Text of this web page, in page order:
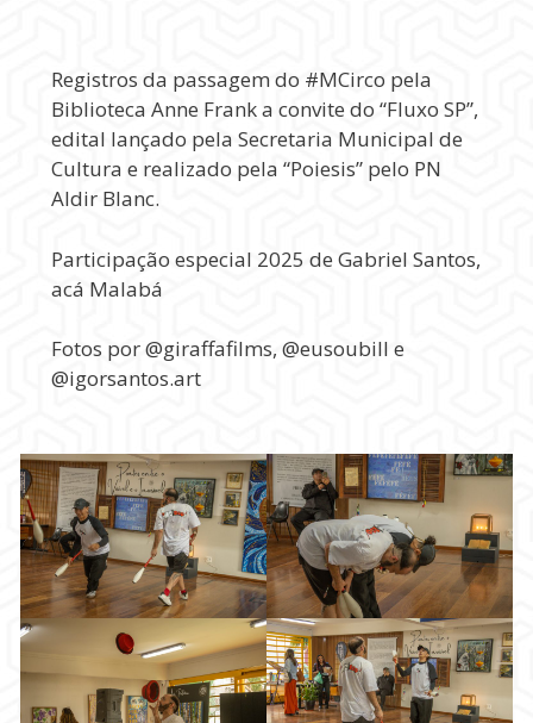
Registros da passagem do #MCirco pela
Biblioteca Anne Frank a convite do “Fluxo SP”,
edital lançado pela Secretaria Municipal de
Cultura e realizado pela “Poiesis” pelo PN
Aldir Blanc.
Participação especial 2025 de Gabriel Santos,
acá Malabá
Fotos por @giraffafilms, @eusoubill e
@igorsantos.art